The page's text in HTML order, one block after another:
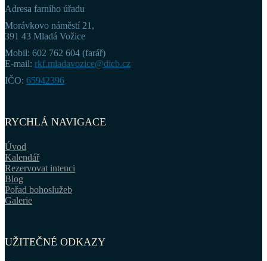
Adresa farního úřadu
Morávkovo náměstí 21,
391 43 Mladá Vožice
Mobil: 602 762 604 (farář)
E-mail: rkf.mladavozice@dicb.cz
IČO: 65942396
RYCHLÁ NAVIGACE
Úvod
Kalendář
Rezervovat intenci
Blog
Pořad bohoslužeb
Galerie
UŽITEČNÉ ODKAZY